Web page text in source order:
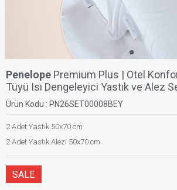
Penelope Premium Plus | Otel
Tüyü Isı Dengeleyici Yastık ve Alez
Ürün Kodu : PN26SET00008BEY
2 Adet Yastık 50x70 cm
2 Adet Yastık Alezi 50x70 cm
SALE